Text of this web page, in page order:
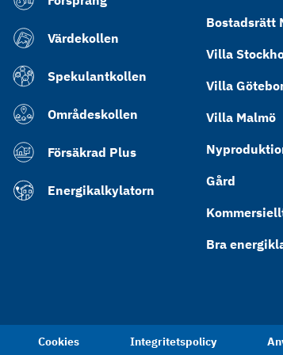
Värdekollen
Spekulantkollen
Områdeskollen
Försäkrad Plus
Energikalkylatorn
Bostadsrätt
Villa
Villa
Villa Malmö
Gård
Bra
Cookies Integritetspolicy